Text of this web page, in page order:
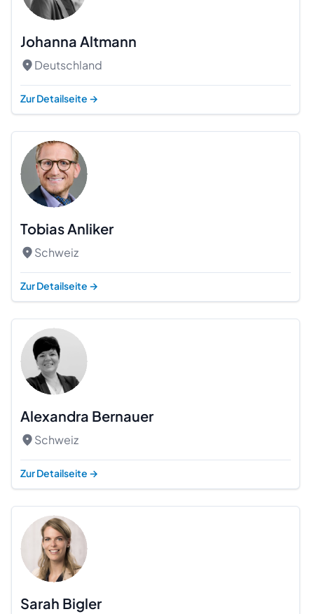
Johanna Altmann
Deutschland
Zur Detailseite →
Tobias Anliker
Schweiz
Zur Detailseite →
Alexandra Bernauer
Schweiz
Zur Detailseite →
Sarah Bigler